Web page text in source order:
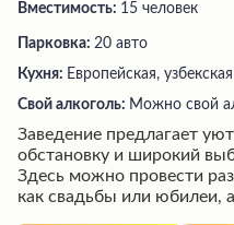
Вместимость: 15 человек
Парковка: 20 авто
Кухня: Европейская, узбекская
Свой алкоголь: Можно свой
Заведение предлагает
обстановку и широкий
Здесь можно провести
как свадьбы или юбилеи,